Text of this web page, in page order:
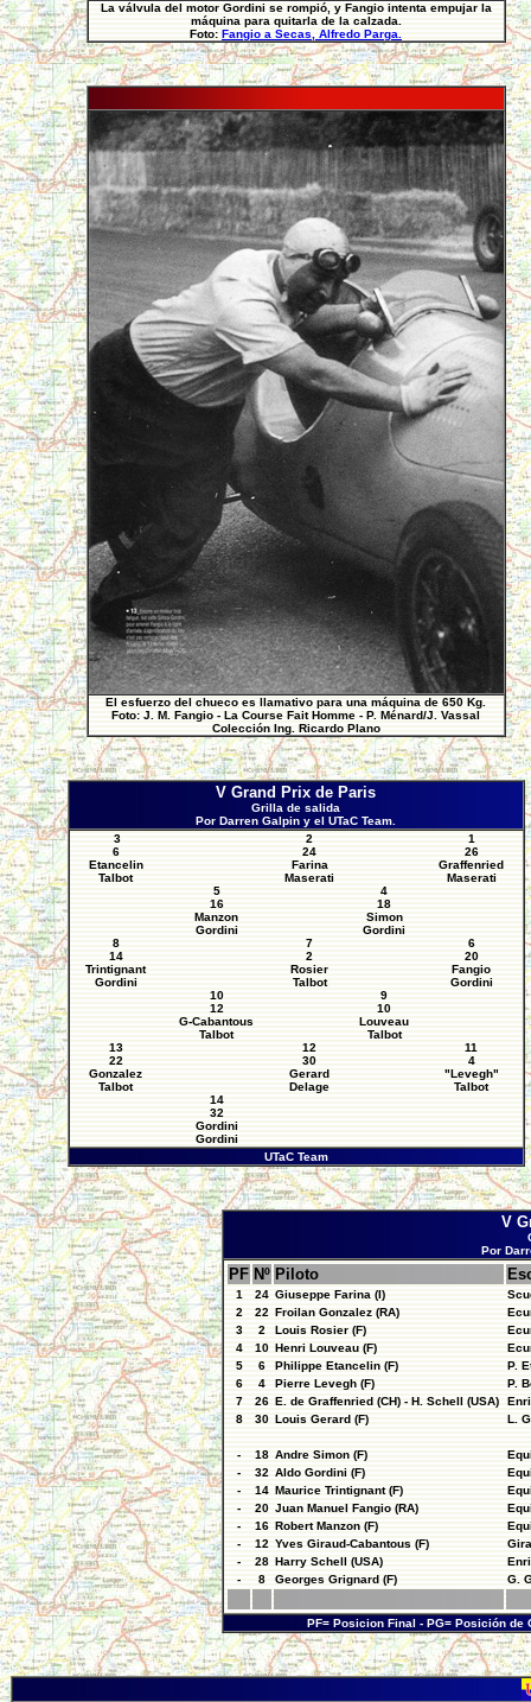
La válvula del motor Gordini se rompió, y Fangio intenta empujar la
máquina para quitarla de la calzada.
Foto: Fangio a Secas, Alfredo Parga.
El esfuerzo del chueco es llamativo para una máquina de 650 Kg.
Foto: J. M. Fangio - La Course Fait Homme - P. Ménard/J. Vassal
Colección Ing. Ricardo Plano
V Grand Prix de Paris
Grilla de salida
Por Darren Galpin y el UTaC Team.
3
6
Etancelin
Talbot
2
24
Farina
Maserati
1
26
Graffenried
Maserati
5
16
Manzon
Gordini
4
18
Simon
Gordini
8
14
Trintignant
Gordini
7
2
Rosier
Talbot
6
20
Fangio
Gordini
10
12
G-Cabantous
Talbot
9
10
Louveau
Talbot
13
22
Gonzalez
Talbot
12
30
Gerard
Delage
11
4
"Levegh"
Talbot
14
32
Gordini
Gordini
UTaC Team
V
Por
PF Nº Piloto
1 24 Giuseppe Farina (I)
2
22 Froilan Gonzalez (RA)
3
2 Louis Rosier (F)
4
10 Henri Louveau (F)
5
6 Philippe Etancelin (F)
P.
6
4 Pierre Levegh (F)
P.
7
26 E. de Graffenried (CH) - H. Schell (USA)
8
30 Louis Gerard (F) L.
- 18 Andre Simon (F)
-
32 Aldo Gordini (F)
-
14 Maurice Trintignant (F)
-
20 Juan Manuel Fangio (RA)
-
16 Robert Manzon (F)
-
12 Yves Giraud-Cabantous (F)
-
28 Harry Schell (USA)
-
8 Georges Grignard (F) G.
PF= Posicion Final - PG= Posición de